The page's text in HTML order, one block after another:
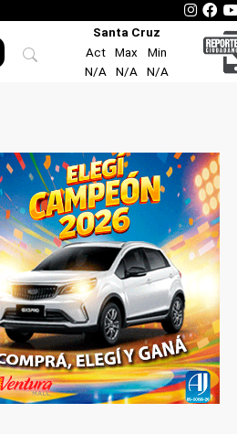
Santa Cruz
Act
Max
Min
N/A
N/A N/A